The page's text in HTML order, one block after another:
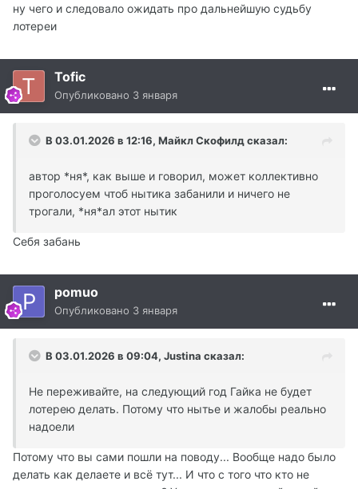
ну чего и следовало ожидать про дальнейшую судьбу
лотереи
Tofic
Опубликовано 3 января
В 03.01.2026 в 12:16, Майкл Скофилдсказал:
автор *ня*, как выше и говорил, может коллективно
проголосуем чтоб нытика забанили и ничего не
трогали, *ня*ал этот нытик
Себя забань
pomuo
Опубликовано 3 января
В 03.01.2026 в 09:04, Justina сказал:
Не переживайте, на следующий год Гайка не будет
лотерею делать. Потому что нытье и жалобы реально
надоели
Потому что вы сами пошли на поводу... Вообще надо было
делать как делаете и всё тут... И что с того что кто не